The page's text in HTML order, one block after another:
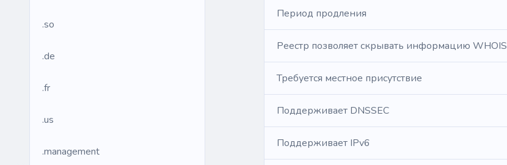
.so
.de
.fr
.us
.management
Период продления
Реестр позволяет скрывать информацию WHOIS
Требуется местное присутствие
Поддерживает DNSSEC
Поддерживает IPv6